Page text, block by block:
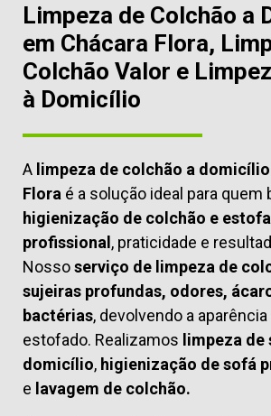
Limpeza de Colchão a
em Chácara Flora,
Colchão Valor e
à Domicílio
A limpeza de colchão a
Flora é a solução ideal para quem
higienização de colchão e
profissional, praticidade e
Nossoserviço de limpeza de
sujeiras profundas, odores,
bactérias, devolvendo a
estofado. Realizamos limpeza de
domicílio, higienização de sofá
e lavagem de colchão.